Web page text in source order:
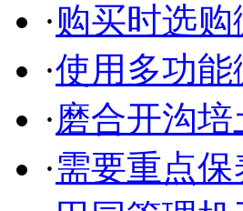
·购买时选
·使用多功
·磨合开沟
·需要重点